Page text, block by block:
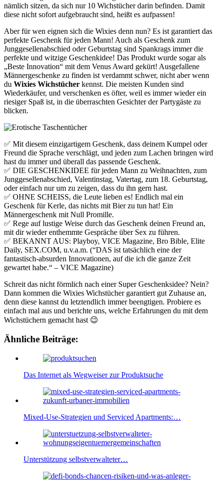
nämlich sitzen, da sich nur 10 Wichstücher darin befinden. Damit
diese nicht sofort aufgebraucht sind, heißt es aufpassen!
Aber für wen eignen sich die Wixies denn nun? Es ist garantiert das
perfekte Geschenk für jeden Mann! Auch als Geschenk zum
Junggesellenabschied oder Geburtstag sind Spankrags immer die
perfekte und witzige Geschenkidee! Das Produkt wurde sogar als
„Beste Innovation“ mit dem Venus Award gekürt! Ausgefallene
Männergeschenke zu finden ist verdammt schwer, nicht aber wenn
du Wixies Wichstücher kennst. Die meisten Kunden sind
Wiederkäufer, und verschenken es öfter, weil es immer wieder ein
riesiger Spaß ist, in die überraschten Gesichter der Partygäste zu
blicken.
✅ Mit diesem einzigartigem Geschenk, dass deinem Kumpel oder
Freund die Sprache verschlägt, und jeden zum Lachen bringen wird
hast du immer und überall das passende Geschenk.
✅ DIE GESCHENKIDEE für jeden Mann zu Weihnachten, zum
Junggesellenabschied, Valentinstag, Vatertag, zum 18. Geburtstag,
oder einfach nur um zu zeigen, dass du ihn gern hast.
✅ OHNE SCHEISS, die Leute lieben es! Endlich mal ein
Geschenk für Kerle, das nichts mit Bier zu tun hat! Ein
Männergeschenk mit Null Promille.
✅ Rege auf lustige Weise durch das Geschenk deinen Freund an,
mit dir wieder enthemmte Gespräche über Sex zu führen.
✅ BEKANNT AUS: Playboy, VICE Magazine, Bro Bible, Elite
Daily, SEX.COM, u.v.a.m. (“DAS ist tatsächlich eine der
fantastisch-absurden Innovationen, auf die ich die ganze Zeit
gewartet habe.“ – VICE Magazine)
Schreit das nicht förmlich nach einer Super Geschenksidee? Nein?
Dann kommen die Wixies Wichstücher garantiert gut Zuhause an,
denn diese kannst du letztendlich immer beengtigen. Probiere es
einfach mal aus und berichte uns, welche Erfahrungen du mit dem
Wichstüchern gemacht hast 😉
Ähnliche Beiträge:
Das Internet als Wegweiser zur Produktsuche
Mixed-Use-Strategien und Serviced Apartments:…
Unterstützung selbstverwalteter…